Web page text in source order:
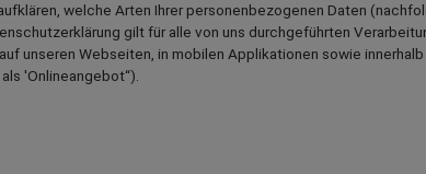
welche Arten Ihrer personenbezogenen Daten
gilt für alle von uns durchgeführten
unseren Webseiten, in mobilen Applikationen sowie
'Onlineangebot“).